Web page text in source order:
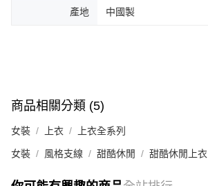
產地 中國製
商品相關分類 (5)
女裝 上衣 上衣全系列
女裝 風格支線 甜酷休閒 甜酷休閒上衣